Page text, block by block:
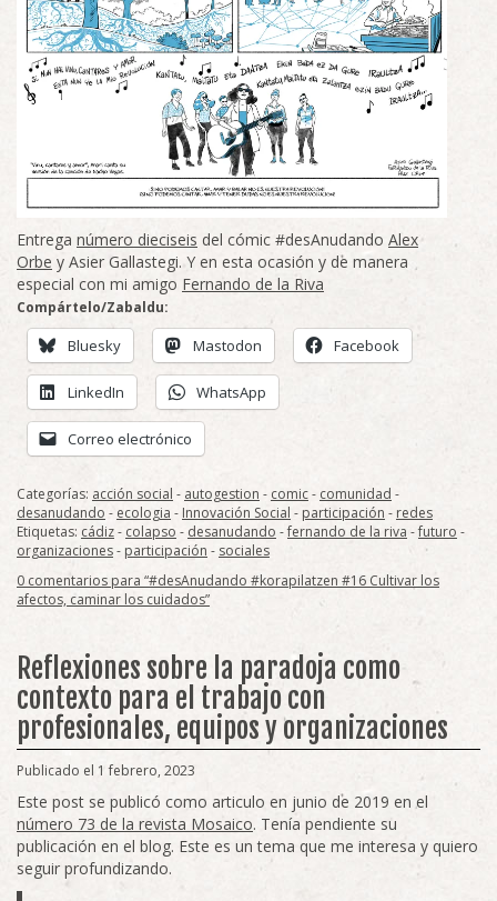
Entrega número dieciseis del cómic #desAnudando Alex
Orbe y Asier Gallastegi. Y en esta ocasión y de manera
especial con mi amigo Fernando de la Riva
Compártelo/Zabaldu:
Bluesky Mastodon Facebook
LinkedIn WhatsApp
Correo electrónico
Categorías: acción social - autogestion - comic- comunidad -
desanudando - ecologia - Innovación Social -participación - redes
Etiquetas: cádiz- colapso - desanudando -fernando de la riva -futuro -
organizaciones-participación - sociales
0 comentarios para “#desAnudando #korapilatzen #16 Cultivar los
afectos, caminar los cuidados”
Reflexiones sobre la paradoja como
contexto para el trabajo con
profesionales, equipos y organizaciones
Publicado el 1 febrero, 2023
Este post se publicó como articulo en junio de 2019 en el
número 73 de la revista Mosaico. Tenía pendiente su
publicación en el blog. Este es un tema que me interesa y quiero
seguir profundizando.